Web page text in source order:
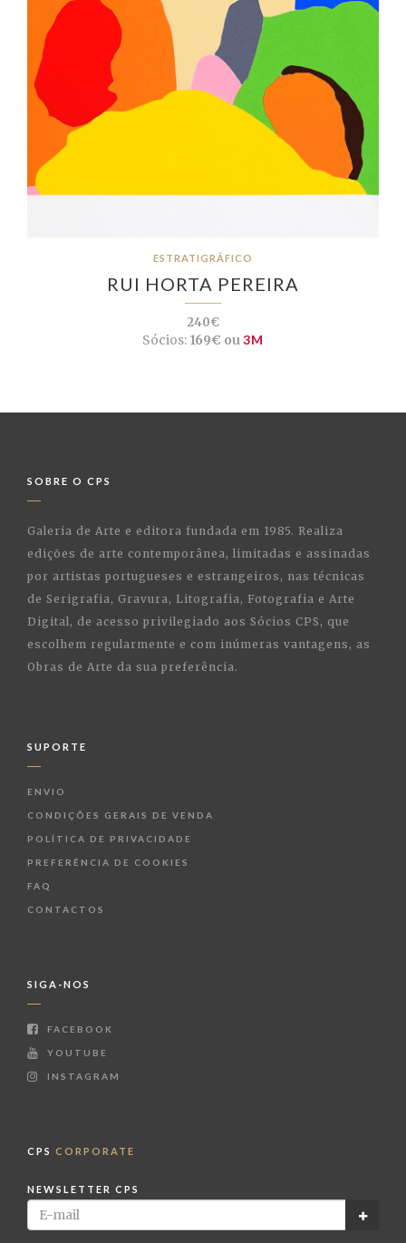
ESTRATIGRÁFICO
RUI HORTA PEREIRA
240€
Sócios: 169€ ou 3M
SOBRE O CPS
Galeria de Arte e editora fundada em 1985. Realiza
edições de arte contemporânea, limitadas e assinadas
por artistas portugueses e estrangeiros, nas técnicas
de Serigrafia, Gravura, Litografia, Fotografia e Arte
Digital, de acesso privilegiado aos Sócios CPS, que
escolhem regularmente e com inúmeras vantagens, as
Obras de Arte da sua preferência.
SUPORTE
ENVIO
CONDIÇÕES GERAIS DE VENDA
POLÍTICA DE PRIVACIDADE
PREFERÊNCIA DE COOKIES
FAQ
CONTACTOS
SIGA-NOS
FACEBOOK
YOUTUBE
INSTAGRAM
CPS CORPORATE
NEWSLETTER CPS